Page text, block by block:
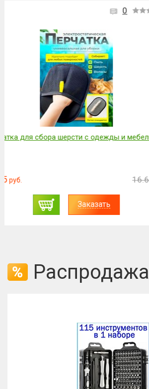
Культиватор аккумуляторный (2АКБ)
129.9
Заказать
Распродажа